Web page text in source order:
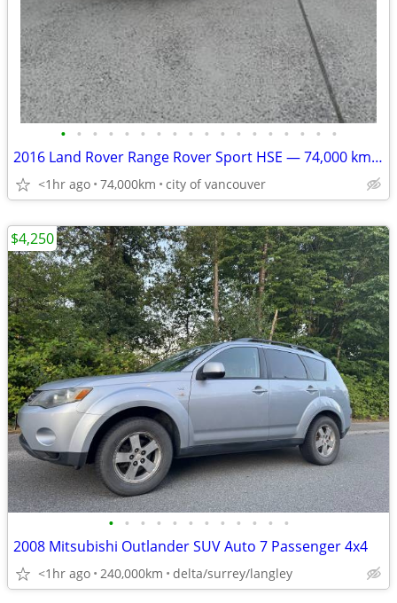
• • • • • • • • • • • • • • • • • •
2016 Land Rover Range Rover Sport HSE — 74,000 km — Clean Title
<1hr ago 74,000km city of vancouver
• • • • • • • • • • • •
2008 Mitsubishi Outlander SUV Auto 7 Passenger 4x4
<1hr ago 240,000km delta/surrey/langley
$4,250